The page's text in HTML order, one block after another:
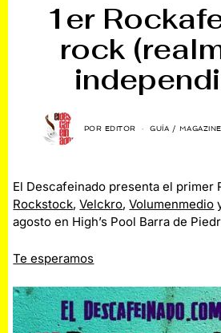
1er
rock
POR EDITOR GUÍA / MAGAZINE
El Descafeinado presenta el primer
Rockstock,Velckro,Volumenmedio
agosto en High’s Pool Barra de
Te esperamos